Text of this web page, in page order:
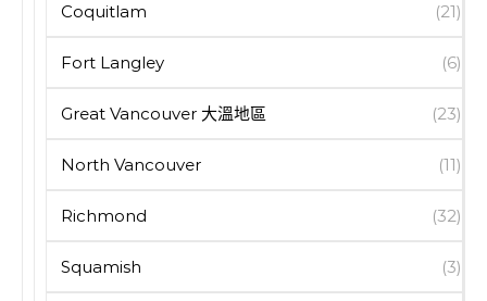
Coquitlam (21)
Fort Langley (6)
Great Vancouver 大溫地區 (23)
North Vancouver (11)
Richmond (32)
Squamish (3)